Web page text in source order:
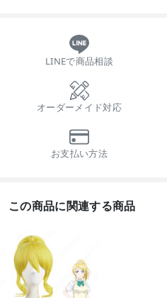
LINEで商品相談
オーダーメイド対応
お支払い方法
この商品に関連する商品